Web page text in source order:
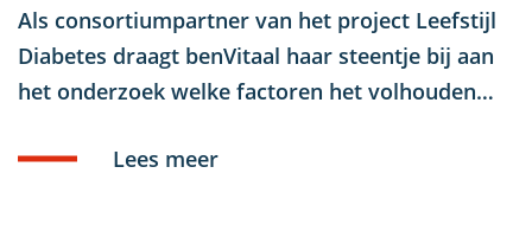
Als consortiumpartner van het project Leefstijl
Diabetes draagt benVitaal haar steentje bij aan
het onderzoek welke factoren het volhouden…
Lees meer